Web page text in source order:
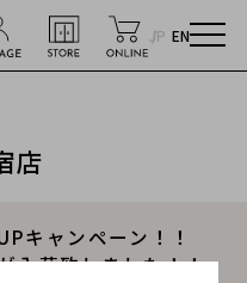
JP EN
店
キャンペーン！！
入荷致しました！！